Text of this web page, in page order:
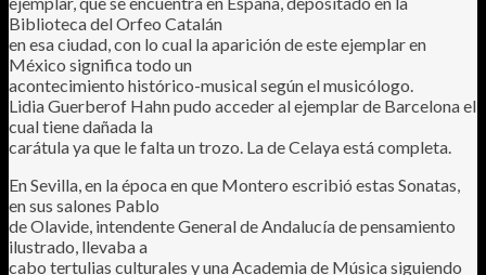
Biblioteca del Orfeo Catalán
en esa ciudad, con lo cual la aparición de este ejemplar en
México significa todo un
acontecimiento histórico-musical según el musicólogo.
Lidia Guerberof Hahn pudo acceder al ejemplar de Barcelona el
cual tiene dañada la
carátula ya que le falta un trozo. La de Celaya está completa.
En Sevilla, en la época en que Montero escribió estas Sonatas,
en sus salones Pablo
de Olavide, intendente General de Andalucía de pensamiento
ilustrado, llevaba a
cabo tertulias culturales y una Academia de Música siguiendo